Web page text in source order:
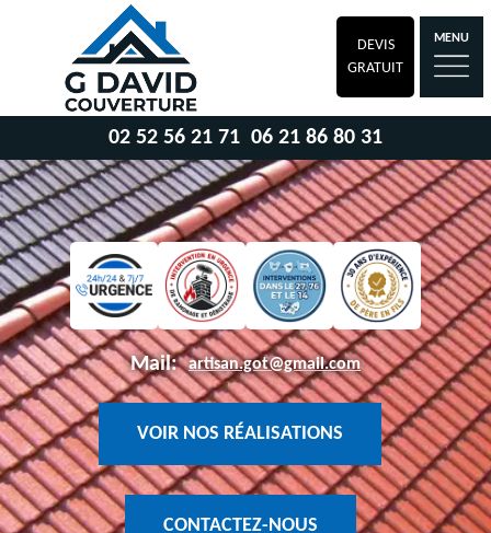
DEVIS
GRATUIT
MENU
02 52 56 21 71 06 21 86 80 31
Mail: artisan.got@gmail.com
VOIR NOS RÉALISATIONS
CONTACTEZ-NOUS